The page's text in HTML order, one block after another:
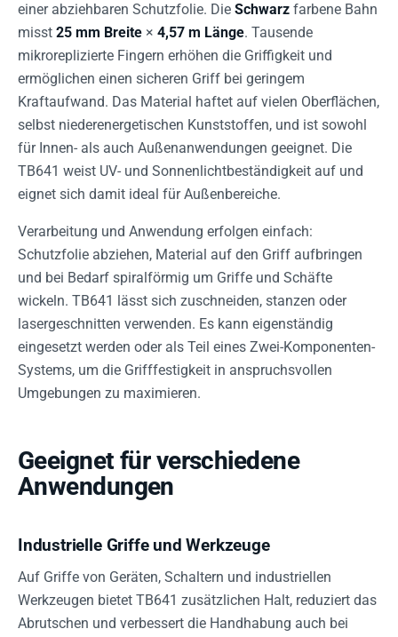
einer abziehbaren Schutzfolie. Die Schwarz farbene Bahn
misst 25 mm Breite × 4,57 m Länge. Tausende
mikroreplizierte Fingern erhöhen die Griffigkeit und
ermöglichen einen sicheren Griff bei geringem
Kraftaufwand. Das Material haftet auf vielen Oberflächen,
selbst niederenergetischen Kunststoffen, und ist sowohl
für Innen- als auch Außenanwendungen geeignet. Die
TB641 weist UV- und Sonnenlichtbeständigkeit auf und
eignet sich damit ideal für Außenbereiche.
Verarbeitung und Anwendung erfolgen einfach:
Schutzfolie abziehen, Material auf den Griff aufbringen
und bei Bedarf spiralförmig um Griffe und Schäfte
wickeln. TB641 lässt sich zuschneiden, stanzen oder
lasergeschnitten verwenden. Es kann eigenständig
eingesetzt werden oder als Teil eines Zwei-Komponenten-
Systems, um die Grifffestigkeit in anspruchsvollen
Umgebungen zu maximieren.
Geeignet für verschiedene
Anwendungen
Industrielle Griffe und Werkzeuge
Auf Griffe von Geräten, Schaltern und industriellen
Werkzeugen bietet TB641 zusätzlichen Halt, reduziert das
Abrutschen und verbessert die Handhabung auch bei